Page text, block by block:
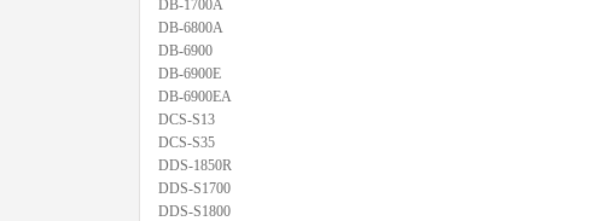
DB-1700A
DB-6800A
DB-6900
DB-6900E
DB-6900EA
DCS-S13
DCS-S35
DDS-1850R
DDS-S1700
DDS-S1800